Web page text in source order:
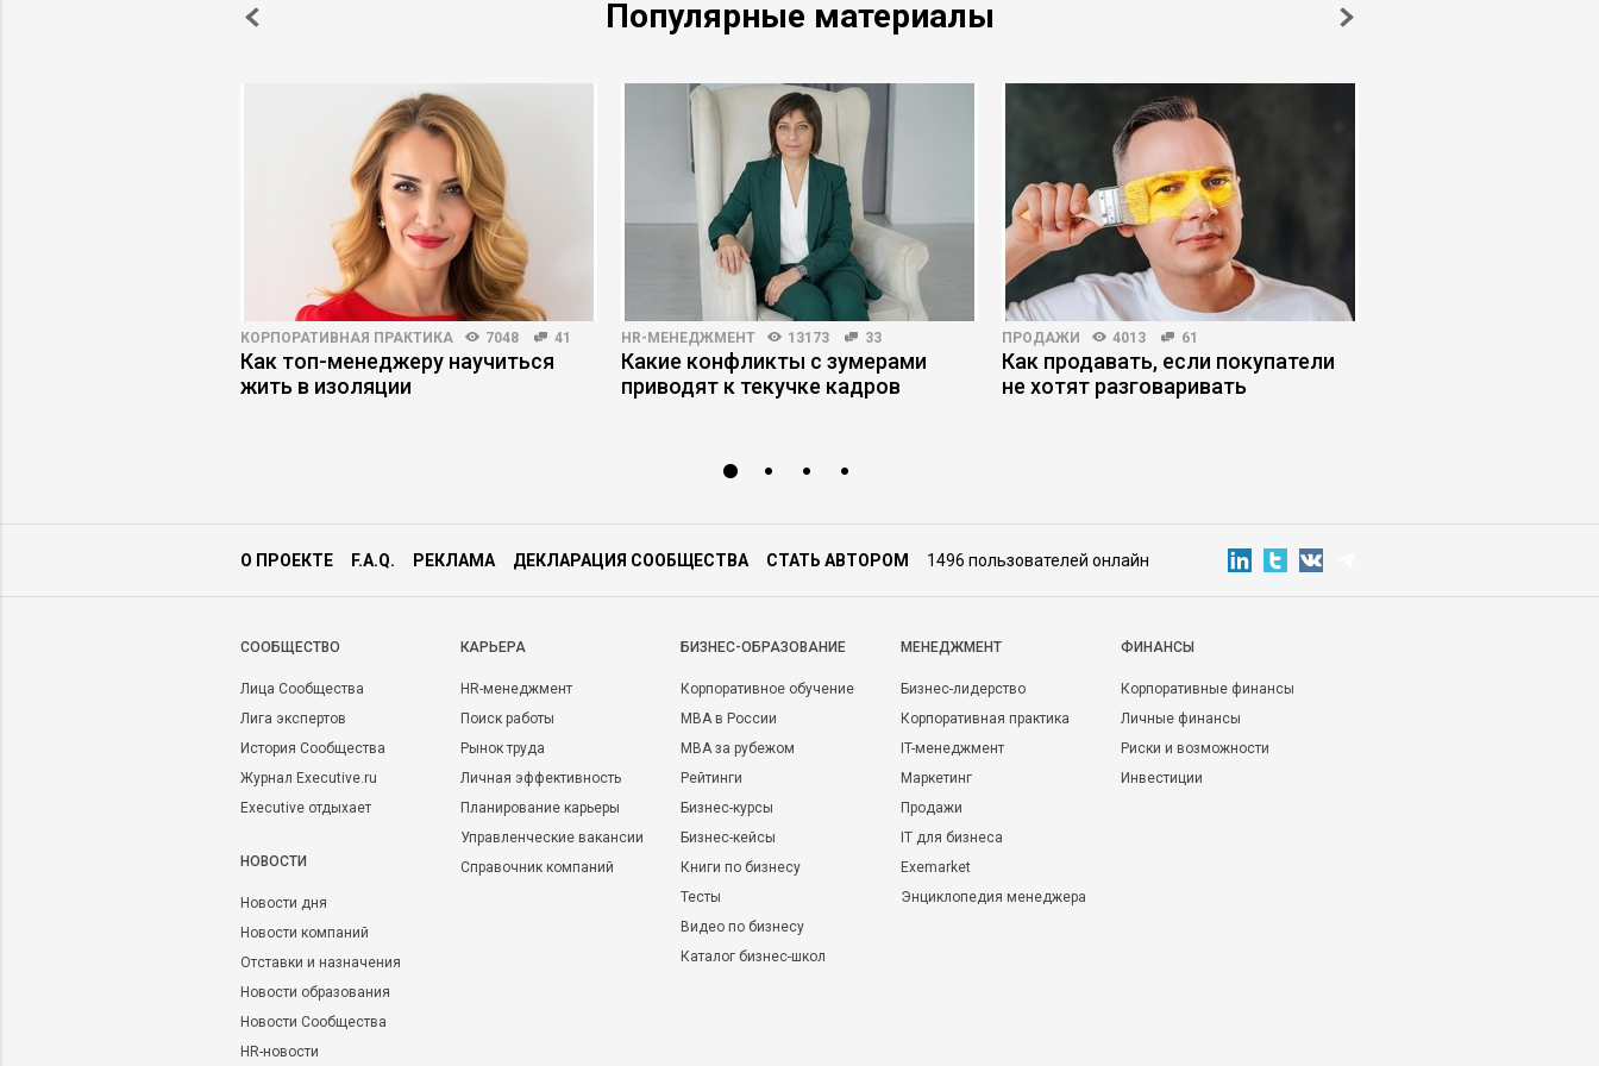
Популярные материалы
КОРПОРАТИВНАЯ ПРАКТИКА 7048 41
Как топ-менеджеру научиться
жить в изоляции
HR-МЕНЕДЖМЕНТ 13173 33
Какие конфликты с зумерами
приводят к текучке кадров
ПРОДАЖИ 4013 61
Как продавать, если покупатели
не хотят разговаривать
О ПРОЕКТЕ F.A.Q. РЕКЛАМА ДЕКЛАРАЦИЯ СООБЩЕСТВА СТАТЬ АВТОРОМ 1496 пользователей онлайн
CООБЩЕСТВО
Лица Сообщества
Лига экспертов
История Сообщества
Журнал Executive.ru
Executive отдыхает
НОВОСТИ
Новости дня
Новости компаний
Отставки и назначения
Новости образования
Новости Сообщества
HR-новости
КАРЬЕРА
HR-менеджмент
Поиск работы
Рынок труда
Личная эффективность
Планирование карьеры
Управленческие вакансии
Справочник компаний
БИЗНЕС-ОБРАЗОВАНИЕ
Корпоративное обучение
MBA в России
MBA за рубежом
Рейтинги
Бизнес-курсы
Бизнес-кейсы
Книги по бизнесу
Тесты
Видео по бизнесу
Каталог бизнес-школ
МЕНЕДЖМЕНТ
Бизнес-лидерство
Корпоративная практика
IT-менеджмент
Маркетинг
Продажи
IT для бизнеса
Exemarket
Энциклопедия менеджера
ФИНАНСЫ
Корпоративные финансы
Личные финансы
Риски и возможности
Инвестиции